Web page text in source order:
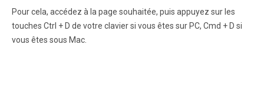
Pour cela, accédez à la page souhaitée, puis appuyez sur les
touches Ctrl + D de votre clavier si vous êtes sur PC, Cmd + D si
vous êtes sous Mac.